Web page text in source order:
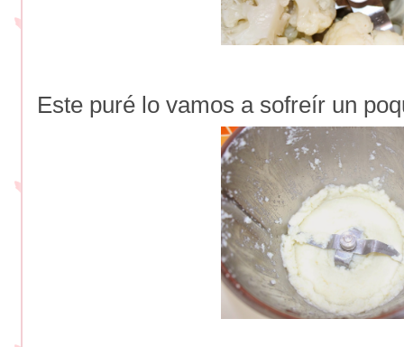
Este puré lo vamos a sofreír un